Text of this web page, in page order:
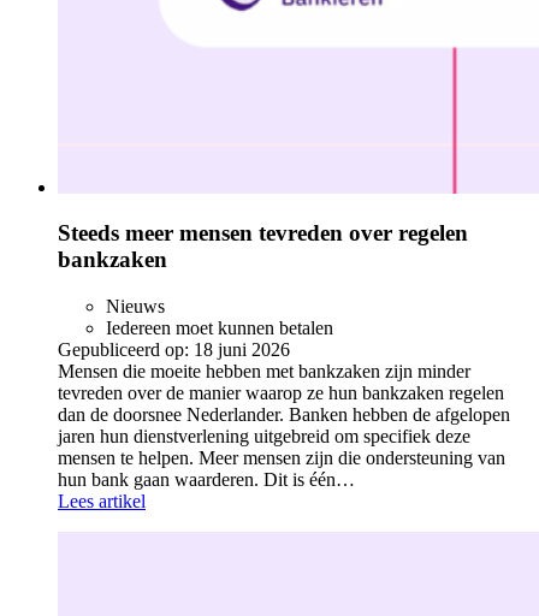
Steeds meer mensen tevreden over regelen
bankzaken
Nieuws
Iedereen moet kunnen betalen
Gepubliceerd op: 18 juni 2026
Mensen die moeite hebben met bankzaken zijn minder
tevreden over de manier waarop ze hun bankzaken regelen
dan de doorsnee Nederlander. Banken hebben de afgelopen
jaren hun dienstverlening uitgebreid om specifiek deze
mensen te helpen. Meer mensen zijn die ondersteuning van
hun bank gaan waarderen. Dit is één…
Lees artikel